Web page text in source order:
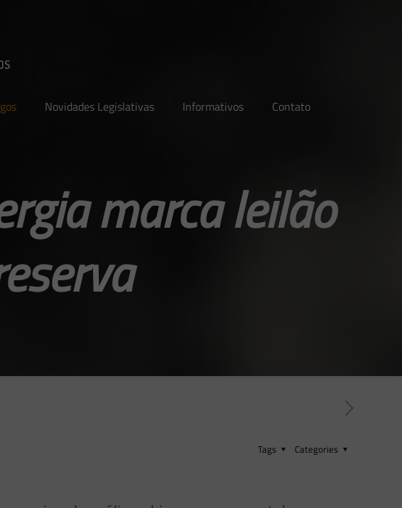
Novidades Legislativas Informativos Contato
marca leilão
Categories
Tags